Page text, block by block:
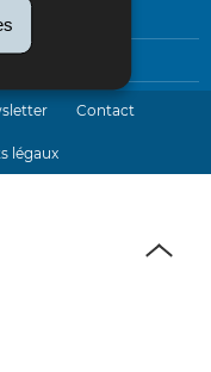
Contact
légaux
de